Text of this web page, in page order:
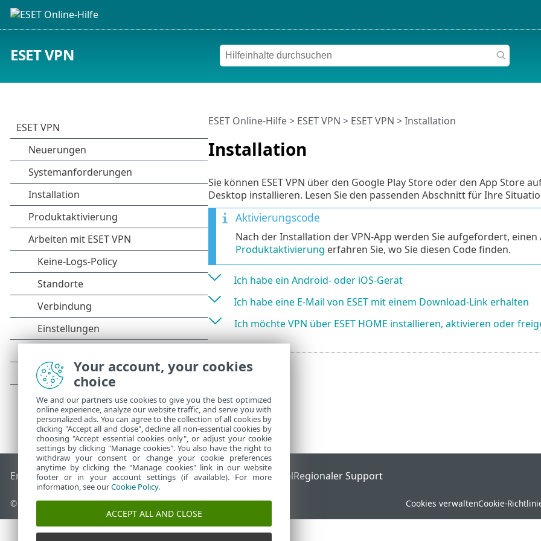
ESET VPN
Installation
ESET Online-Hilfe> ESET VPN > ESET VPN > Installation
Sie können ESET VPN über den Google Play Store oder den App Store
Desktop installieren. Lesen Sie den passenden Abschnitt für Ihre
Aktivierungscode
Nach der Installation der VPN-App werden Sie aufgefordert,
Produktaktivierung erfahren Sie, wo Sie diesen Code finden.
Ich habe ein Android- oder iOS-Gerät
Ich habe eine E-Mail von ESET mit einem Download-Link erhalten
Ich möchte VPN über ESET HOME installieren, aktivieren oder
End of Life ESET KnowledgebaseESET-ForumESET Status PortalRegionaler Support
© 1992 - 2026 ESET, spol. s r. o. - Alle Rechte vorbehalten. Cookies verwaltenCookie-
Your account, your cookies
choice
We and our partners use cookies to give you the best optimized
online experience, analyze our website traffic, and serve you with
personalized ads. You can agree to the collection of all cookies by
clicking "Accept all and close", decline all non-essential cookies by
choosing "Accept essential cookies only", or adjust your cookie
settings by clicking "Manage cookies". You also have the right to
withdraw your consent or change your cookie preferences
anytime by clicking the "Manage cookies" link in our website
footer or in your account settings (if available). For more
information, see ourCookie Policy.
ACCEPT ALL AND CLOSE